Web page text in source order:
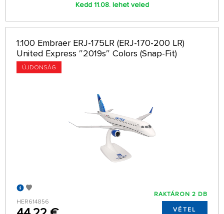
Kedd 11.08. lehet veled
1:100 Embraer ERJ-175LR (ERJ-170-200 LR)
United Express ″2019s″ Colors (Snap-Fit)
ÚJDONSÁG
HER614856
RAKTÁRON 2 DB
VÉTEL